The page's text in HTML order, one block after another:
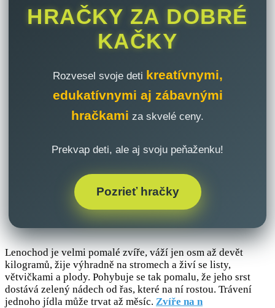
HRAČKY ZA DOBRÉ
KAČKY
Rozvesel svoje deti kreatívnymi,
edukatívnymi aj zábavnými
hračkami za skvelé ceny.
Prekvap deti, ale aj svoju peňaženku!
Pozrieť hračky
Lenochod je velmi pomalé zvíře, váží jen osm až devět
kilogramů, žije výhradně na stromech a živí se listy,
větvičkami a plody. Pohybuje se tak pomalu, že jeho srst
dostává zelený nádech od řas, které na ní rostou. Trávení
jednoho jídla může trvat až měsíc. Zvíře na n